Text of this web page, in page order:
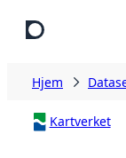
Hjem
Kartverket